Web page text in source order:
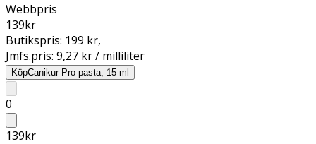
Webbpris
139kr
Butikspris: 199 kr,
Jmfs.pris: 9,27 kr / milliliter
KöpCanikur Pro pasta, 15 ml
0
139kr